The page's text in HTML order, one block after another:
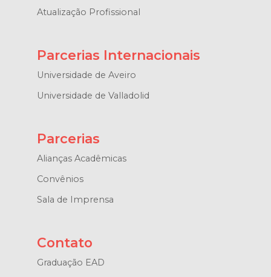
Atualização Profissional
Parcerias Internacionais
Universidade de Aveiro
Universidade de Valladolid
Parcerias
Alianças Acadêmicas
Convênios
Sala de Imprensa
Contato
Graduação EAD